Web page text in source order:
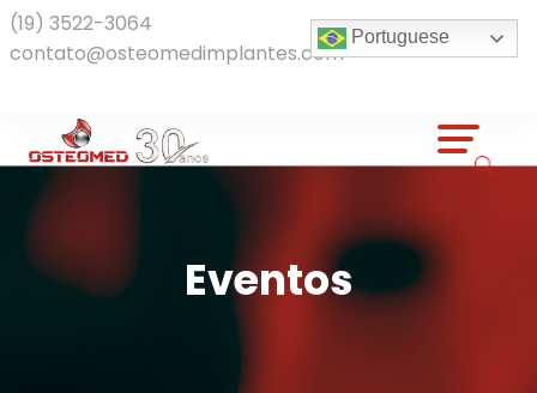
(19) 3522-3064
contato@osteomedimplantes.com
Eventos
Portuguese